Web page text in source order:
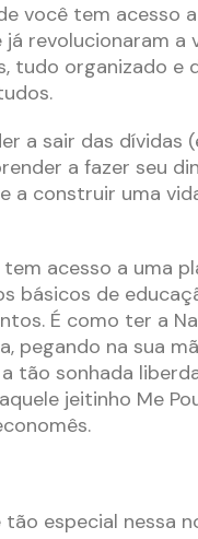
você tem acesso
revolucionaram a
tudo organizado e
a sair das dívidas
a fazer seu
a construir uma
tem acesso a uma
básicos de
É como ter a
pegando na sua
tão sonhada
jeitinho Me
especial nessa